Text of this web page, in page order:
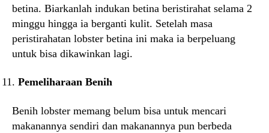
betina. Biarkanlah indukan betina beristirahat selama 2
minggu hingga ia berganti kulit. Setelah masa
peristirahatan lobster betina ini maka ia berpeluang
untuk bisa dikawinkan lagi.
Pemeliharaan Benih
Benih lobster memang belum bisa untuk mencari
makanannya sendiri dan makanannya pun berbeda